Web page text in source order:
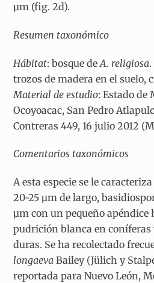
µm (fig. 2d).
Resumen taxonómico
Hábitat: bosque deA. religiosa
trozos de madera en el suelo,
Material de estudio: Estado de
Ocoyoacac, San Pedro
Contreras 449, 16 julio 2012
Comentarios taxonómicos
A esta especie se le
20-25 µm de largo,
µm con un pequeño apéndice
pudrición blanca en coníferas
duras. Se ha recolectado
longaeva Bailey (Jülich y
reportada para Nuevo León,